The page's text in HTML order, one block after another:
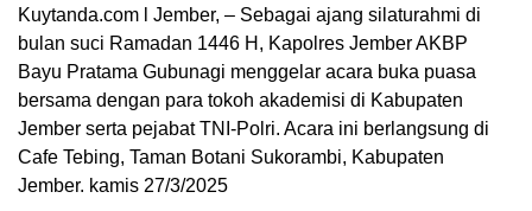
Kuytanda.com l Jember, – Sebagai ajang silaturahmi di
bulan suci Ramadan 1446 H, Kapolres Jember AKBP
Bayu Pratama Gubunagi menggelar acara buka puasa
bersama dengan para tokoh akademisi di Kabupaten
Jember serta pejabat TNI-Polri. Acara ini berlangsung di
Cafe Tebing, Taman Botani Sukorambi, Kabupaten
Jember. kamis 27/3/2025